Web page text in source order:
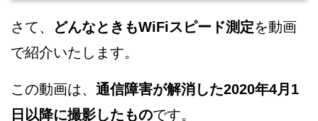
さて、 どんなときもWiFiスピード測定を動画
で紹介いたします。
この動画は、 通信障害が解消した2020年4月1
日以降に撮影したものです。